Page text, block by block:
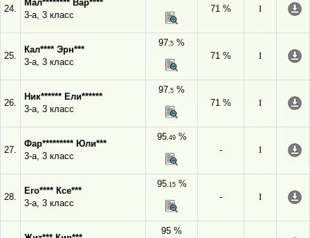
24.
Мал******** Вар****
3-а, 3 класс
71 %
I
25.
Кал**** Эрн***
3-а, 3 класс
97,5 %
71 %
I
26.
Ник****** Ели******
3-а, 3 класс
97,5 %
71 %
I
27.
Фар********* Юли***
3-а, 3 класс
95,49%
-
I
28.
Его**** Ксе***
3-а, 3 класс
95,15%
-
I
95 %